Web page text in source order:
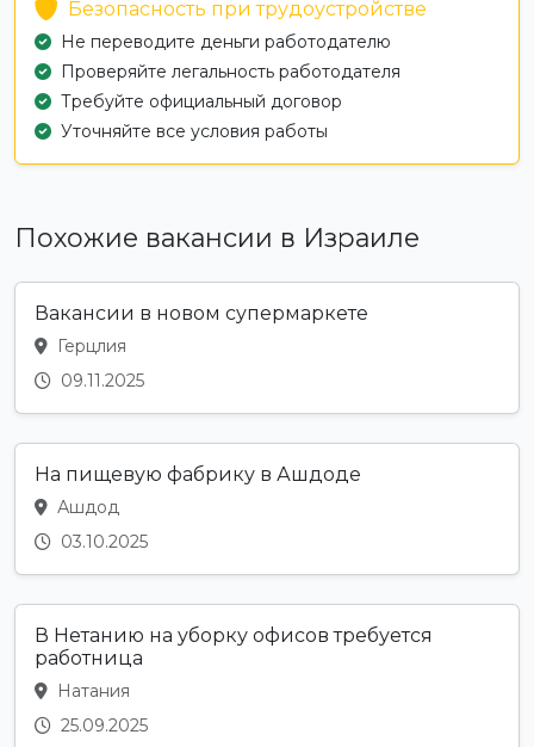
Безопасность при трудоустройстве
Не переводите деньги работодателю
Проверяйте легальность работодателя
Требуйте официальный договор
Уточняйте все условия работы
Похожие вакансии в Израиле
Вакансии в новом супермаркете
Герцлия
09.11.2025
На пищевую фабрику в Ашдоде
Ашдод
03.10.2025
В Нетанию на уборку офисов требуется
работница
Натания
25.09.2025